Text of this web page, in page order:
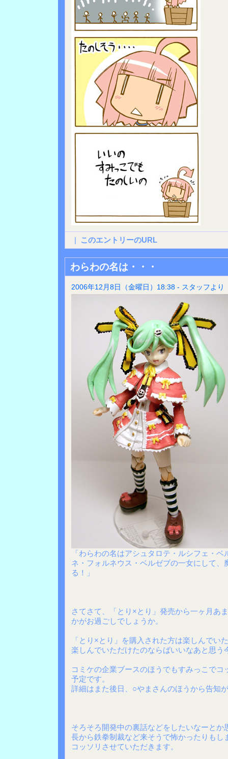
| このエントリーのURL
わらわの名は・・・
2006年12月8日（金曜日）18:38 - スタッフより
「わらわの名はアシュタロテ・ルシフェ・
ネ・フォルネウス・ベルゼブの一女にして、
る！」
さてさて、「とり×とり」発売から一ヶ月あ
かがお過ごしでしょうか。
「とり×とり」を購入された方は楽しんでい
楽しんでいただけたのならばいいなあと思う
コミケの企業ブースのほうでもすみっこで
予定です。
詳細はまた後日、○やまさんのほうから告知
そろそろ開発中の裏話などをしたいなーとか
長から鉄拳制裁など来そうで怖かったりもし
コッソリさせていただきます。